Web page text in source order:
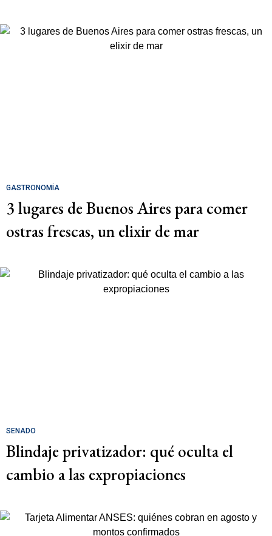
GASTRONOMÍA
3 lugares de Buenos Aires para comer
ostras frescas, un elixir de mar
SENADO
Blindaje privatizador: qué oculta el
cambio a las expropiaciones